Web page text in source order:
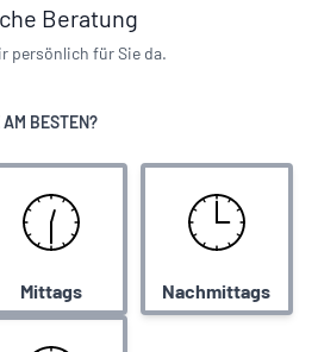
Beratung
persönlich für Sie da.
BESTEN?
Mittags Nachmittags